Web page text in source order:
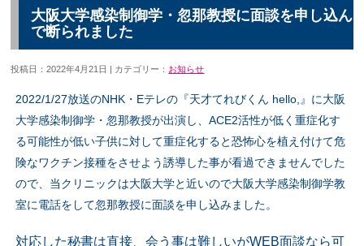
大阪大学感染制御学・忽那教授に面談を申し込ん
で断られました
投稿日：2022年4月21日 | カテゴリー： お知らせ
2022/1/27放送のNHK・Eテレの 『天才てれびくん hello,』に大阪
大学感染制御学・忽那教授が出演し、ACE2活性が低く重症化す
る可能性が低い子供に対して重症化すると恐怖心を植え付けて危
険なワクチン接種をさせよう誘導した事が看過できませんでした
ので、当クリニックは大阪大学と近いので大阪大学感染制御学教
室に電話をして忽那教授に面談を申し込みました。
対応した秘書は直接、会う事は難しいがWEB面談なら可